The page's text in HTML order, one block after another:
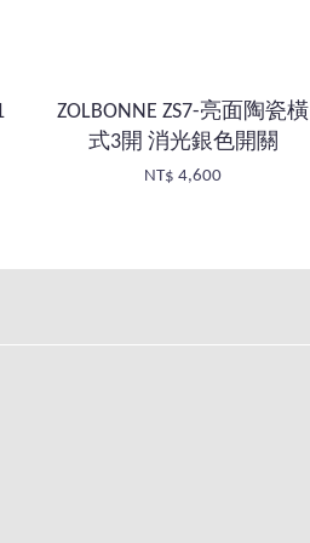
ZOLBONNE ZS7-亮面陶瓷橫
式3開 消光銀色開關
NT$ 4,600